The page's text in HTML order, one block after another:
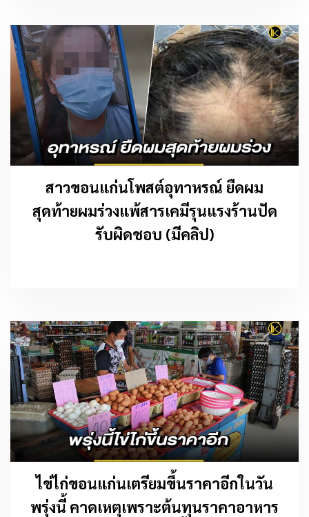
สาวขอนแก่นโพสต์อุทาหรณ์ ยืดผม
สุดท้ายผมร่วงแพ้สารเคมีรุนแรงร้านปัด
รับผิดชอบ (มีคลิป)
ไข่ไก่ขอนแก่นเตรียมขึ้นราคาอีกในวัน
พรุ่งนี้ คาดเหตุเพราะต้นทุนราคาอาหาร